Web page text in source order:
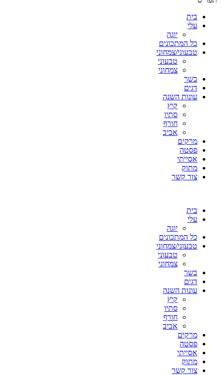
בית
עלי
יוגה
כל המתכונים
טבעוני/צמחוני
טבעוני
צמחוני
בשר
דגים
עונות השנה
קיץ
סתיו
חורף
אביב
מרקים
פסטה
אסייתי
מתוק
צור קשר
בית
עלי
יוגה
כל המתכונים
טבעוני/צמחוני
טבעוני
צמחוני
בשר
דגים
עונות השנה
קיץ
סתיו
חורף
אביב
מרקים
פסטה
אסייתי
מתוק
צור קשר